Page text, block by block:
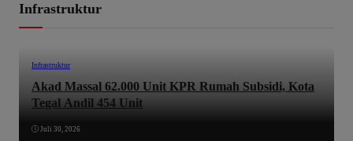
Infrastruktur
Infrastruktur
Akad Massal 62.000 Unit KPR Rumah Subsidi, Kota
Tegal Andil 454 Unit
Juli 30, 2026